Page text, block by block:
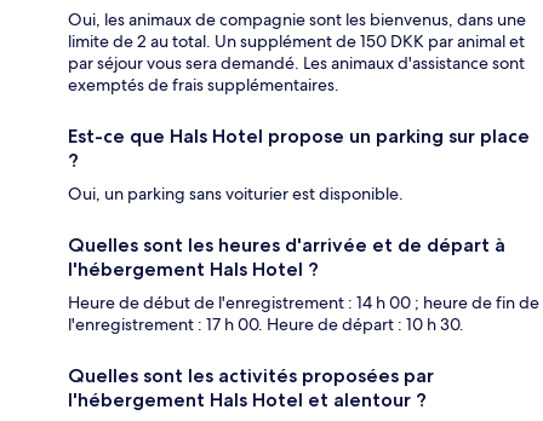
Oui, les animaux de compagnie sont les bienvenus, dans une
limite de 2 au total. Un supplément de 150 DKK par animal et
par séjour vous sera demandé. Les animaux d'assistance sont
exemptés de frais supplémentaires.
Est-ce que Hals Hotel propose un parking sur place
?
Oui, un parking sans voiturier est disponible.
Quelles sont les heures d'arrivée et de départ à
l'hébergement Hals Hotel ?
Heure de début de l'enregistrement : 14 h 00 ; heure de fin de
l'enregistrement : 17 h 00. Heure de départ : 10 h 30.
Quelles sont les activités proposées par
l'hébergement Hals Hotel et alentour ?